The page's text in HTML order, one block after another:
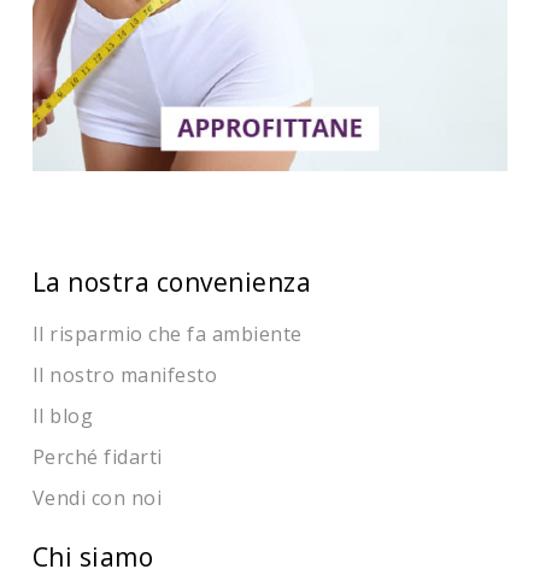
La nostra convenienza
Il risparmio che fa ambiente
Il nostro manifesto
Il blog
Perché fidarti
Vendi con noi
Chi siamo